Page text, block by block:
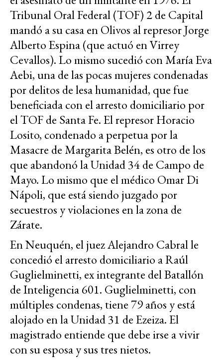
Tribunal Oral Federal (TOF) 2 de Capital
mandó a su casa en Olivos al represor Jorge
Alberto Espina (que actuó en Virrey
Cevallos). Lo mismo sucedió con María Eva
Aebi, una de las pocas mujeres condenadas
por delitos de lesa humanidad, que fue
beneficiada con el arresto domiciliario por
el TOF de Santa Fe. El represor Horacio
Losito, condenado a perpetua por la
Masacre de Margarita Belén, es otro de los
que abandonó la Unidad 34 de Campo de
Mayo. Lo mismo que el médico Omar Di
Nápoli, que está siendo juzgado por
secuestros y violaciones en la zona de
Zárate.
En Neuquén, el juez Alejandro Cabral le
concedió el arresto domiciliario a Raúl
Guglielminetti, ex integrante del Batallón
de Inteligencia 601. Guglielminetti, con
múltiples condenas, tiene 79 años y está
alojado en la Unidad 31 de Ezeiza. El
magistrado entiende que debe irse a vivir
con su esposa y sus tres nietos.